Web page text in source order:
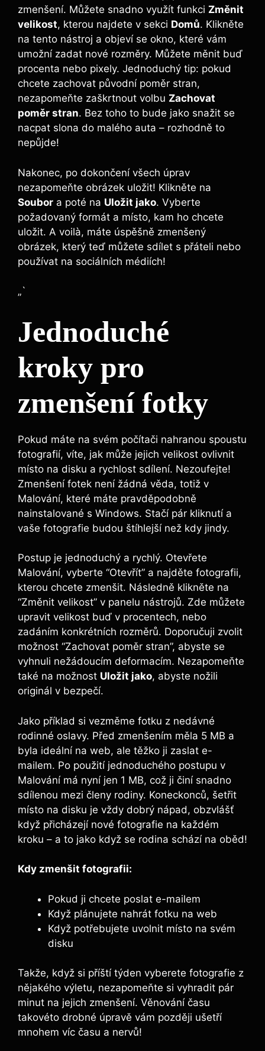
zmenšení. Můžete snadno využít funkci Změnit
velikost, kterou najdete v sekci Domů. Klikněte
na tento nástroj a objeví se okno, které vám
umožní zadat nové rozměry. Můžete měnit buď
procenta nebo pixely. Jednoduchý tip: pokud
chcete zachovat původní poměr stran,
nezapomeňte zaškrtnout volbu Zachovat
poměr stran. Bez toho to bude jako snažit se
nacpat slona do malého auta – rozhodně to
nepůjde!
Nakonec, po dokončení všech úprav
nezapomeňte obrázek uložit! Klikněte na
Soubor a poté na Uložit jako. Vyberte
požadovaný formát a místo, kam ho chcete
uložit. A voilà, máte úspěšně zmenšený
obrázek, který teď můžete sdílet s přáteli nebo
používat na sociálních médiích!
„`
Jednoduché
kroky pro
zmenšení fotky
Pokud máte na svém počítači nahranou spoustu
fotografií, víte, jak může jejich velikost ovlivnit
místo na disku a rychlost sdílení. Nezoufejte!
Zmenšení fotek není žádná věda, totiž v
Malování, které máte pravděpodobně
nainstalované s Windows. Stačí pár kliknutí a
vaše fotografie budou štíhlejší než kdy jindy.
Postup je jednoduchý a rychlý. Otevřete
Malování, vyberte “Otevřít” a najděte fotografii,
kterou chcete zmenšit. Následně klikněte na
“Změnit velikost” v panelu nástrojů. Zde můžete
upravit velikost buď v procentech, nebo
zadáním konkrétních rozměrů. Doporučuji zvolit
možnost “Zachovat poměr stran”, abyste se
vyhnuli nežádoucím deformacím. Nezapomeňte
také na možnost Uložit jako, abyste nožili
originál v bezpečí.
Jako příklad si vezměme fotku z nedávné
rodinné oslavy. Před zmenšením měla 5 MB a
byla ideální na web, ale těžko ji zaslat e-
mailem. Po použití jednoduchého postupu v
Malování má nyní jen 1 MB, což ji činí snadno
sdílenou mezi členy rodiny. Koneckonců, šetřit
místo na disku je vždy dobrý nápad, obzvlášť
když přicházejí nové fotografie na každém
kroku – a to jako když se rodina schází na oběd!
Kdy zmenšit fotografii:
Pokud ji chcete poslat e-mailem
Když plánujete nahrát fotku na web
Když potřebujete uvolnit místo na svém
disku
Takže, když si příští týden vyberete fotografie z
nějakého výletu, nezapomeňte si vyhradit pár
minut na jejich zmenšení. Věnování času
takovéto drobné úpravě vám později ušetří
mnohem víc času a nervů!